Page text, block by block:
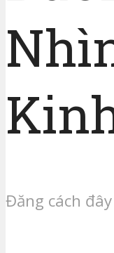
Đăng cách